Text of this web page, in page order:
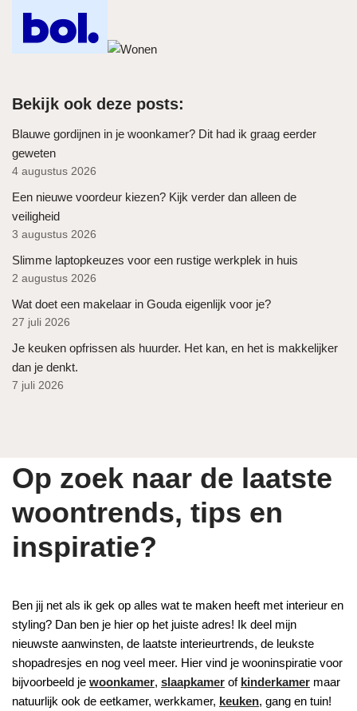
Bekijk ook deze posts:
Blauwe gordijnen in je woonkamer? Dit had ik graag eerder
geweten
4 augustus 2026
Een nieuwe voordeur kiezen? Kijk verder dan alleen de
veiligheid
3 augustus 2026
Slimme laptopkeuzes voor een rustige werkplek in huis
2 augustus 2026
Wat doet een makelaar in Gouda eigenlijk voor je?
27 juli 2026
Je keuken opfrissen als huurder. Het kan, en het is makkelijker
dan je denkt.
7 juli 2026
Op zoek naar de laatste
woontrends, tips en
inspiratie?
Ben jij net als ik gek op alles wat te maken heeft met interieur en
styling? Dan ben je hier op het juiste adres! Ik deel mijn
nieuwste aanwinsten, de laatste interieurtrends, de leukste
shopadresjes en nog veel meer. Hier vind je wooninspiratie voor
bijvoorbeeld je woonkamer, slaapkamer of kinderkamer maar
natuurlijk ook de eetkamer, werkkamer, keuken, gang en tuin!